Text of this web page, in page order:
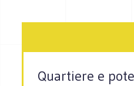
Quartiere e